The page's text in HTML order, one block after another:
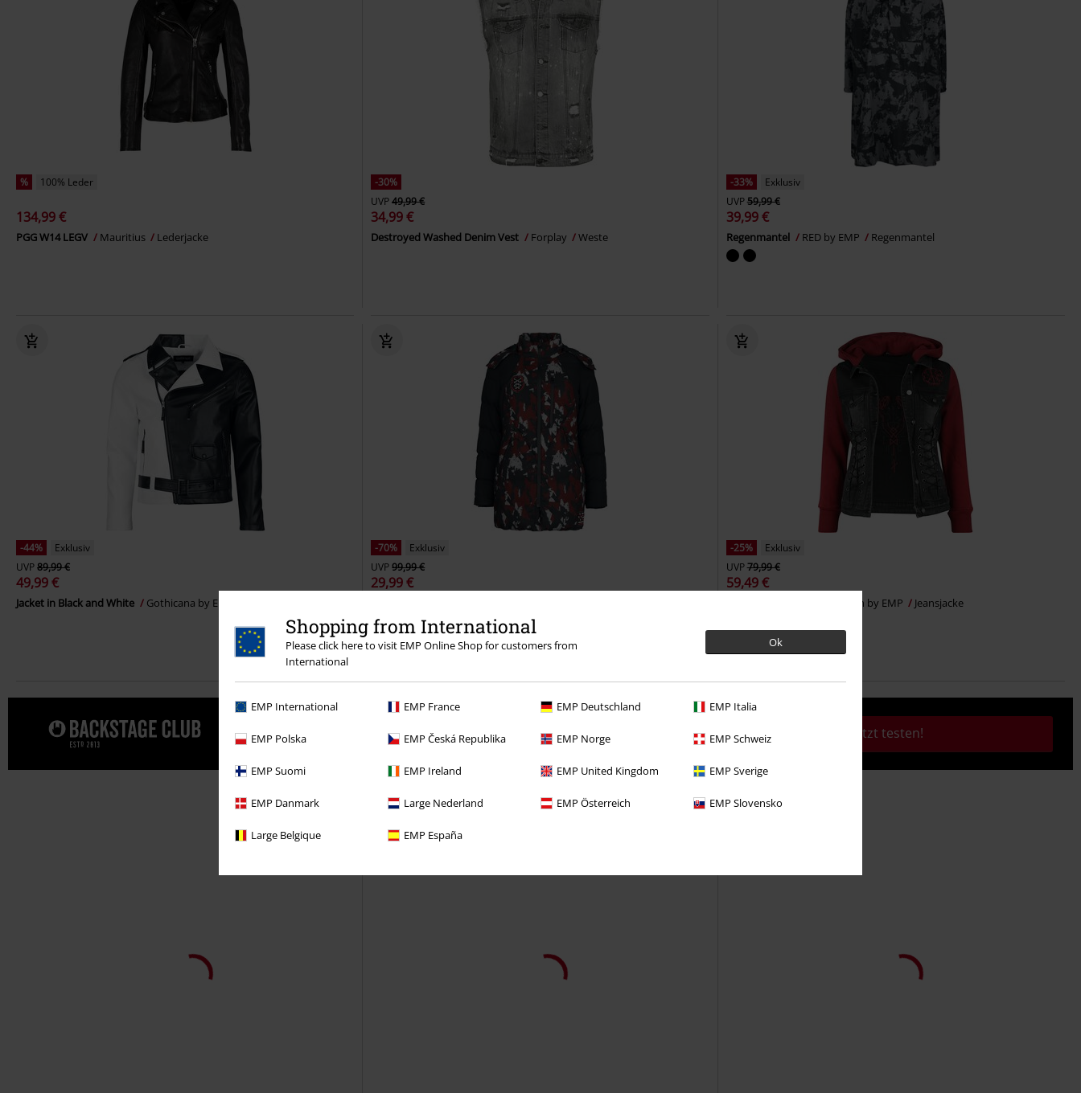
Shopping from International
Please click here to visit EMP Online Shop for customers from
International
Ok
EMP International EMP France EMP Deutschland EMP Italia
EMP Polska EMP Česká Republika EMP Norge EMP Schweiz
EMP Suomi EMP Ireland EMP United Kingdom EMP Sverige
EMP Danmark Large Nederland EMP Österreich EMP Slovensko
Large Belgique EMP España
% 100% Leder
134,99 €
PGG W14 LEGV Mauritius Lederjacke
-30%
UVP49,99 €
34,99 €
Destroyed Washed Denim Vest Forplay Weste
-33%
Exklusiv
UVP59,99 €
39,99 €
Regenmantel RED by EMP Regenmantel
-44%
Exklusiv
UVP89,99 €
49,99 €
Jacket in Black and White Gothicana by EMP
-70%
Exklusiv
UVP99,99 €
29,99 €
-25%
Exklusiv
UVP79,99 €
59,49 €
Black Premium by EMP Jeansjacke
Gönn' dir jetzt das 30 Tage Test-Abo für unseren BACKSTAGE CLUB Jetzt testen!